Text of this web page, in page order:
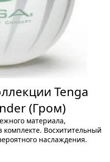
Tenga
(Гром)
материала,
Восхитительный
наслаждения.